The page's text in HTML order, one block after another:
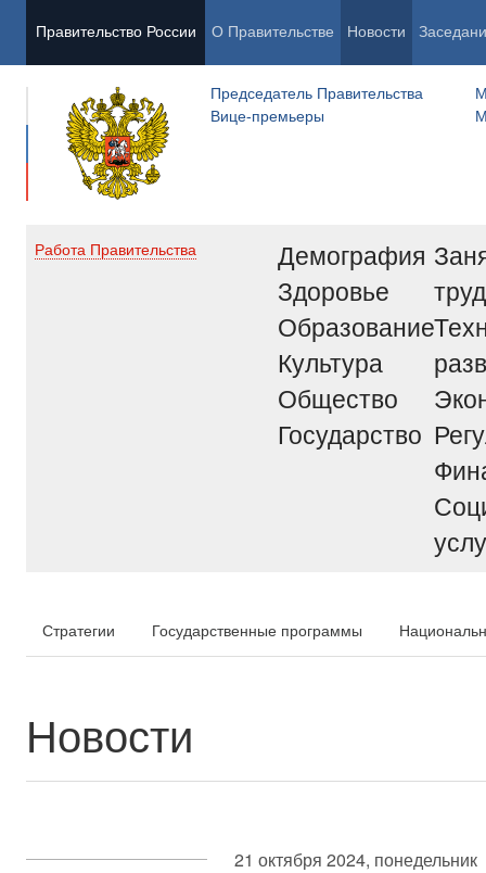
Правительство России О Правительстве Новости
Председатель Правительства
Вице-премьеры
Работа Правительства
Демография
Здоровье
Образование
Культура
Общество
Государство
труд
Стратегии Государственные программы
Новости
21 октября 2024, понедельник